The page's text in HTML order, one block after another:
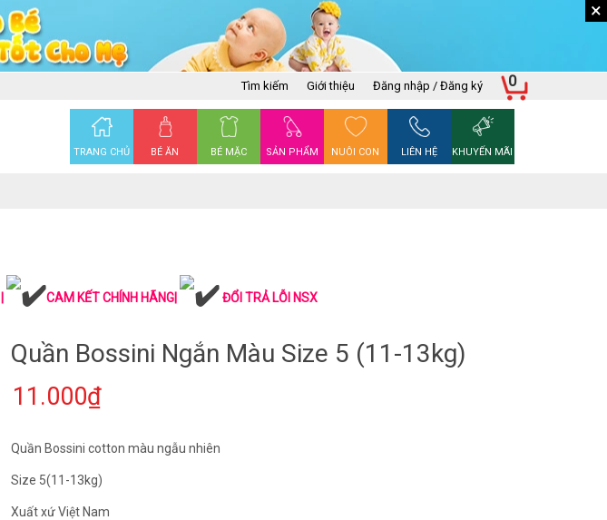
×
Tìm kiếm Giới thiệu Đăng nhập / Đăng ký
TRANG CHỦ BÉ ĂN BÉ MẶC SẢN PHẨM NUÔI CON LIÊN HỆ KHUYẾN MÃI
0
CAM KẾT CHÍNH HÃNG| ĐỔI TRẢ LỖI NSX
Quần Bossini Ngắn Màu Size 5 (11-13kg)
11.000₫
Quần Bossini cotton màu ngẫu nhiên
Size 5(11-13kg)
Xuất xứ Việt Nam